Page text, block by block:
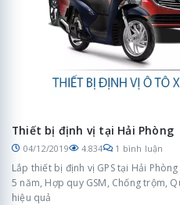
Thiết bị định vị tại Hải Phòng
04/12/2019 4.834 1 bình luận
Lắp thiết bị định vị GPS tại Hải
5 năm, Hợp quy GSM, Chống trộm,
hiệu quả